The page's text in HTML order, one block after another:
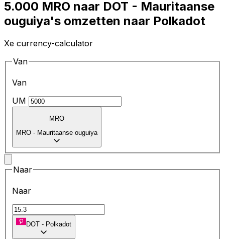
5.000 MRO naar DOT - Mauritaanse
ouguiya's omzetten naar Polkadot
Xe currency-calculator
Van
Van
UM
MRO
MRO - Mauritaanse ouguiya
Naar
Naar
DOT - Polkadot